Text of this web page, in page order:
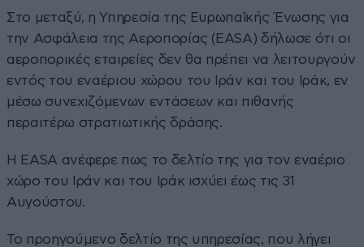
Στο μεταξύ, η Υπηρεσία της Ευρωπαϊκής Ένωσης για
την Ασφάλεια της Αεροπορίας (EASA) δήλωσε ότι οι
αεροπορικές εταιρείες δεν θα πρέπει να λειτουργούν
εντός του εναέριου χώρου του Ιράν και του Ιράκ, εν
μέσω συνεχιζόμενων εντάσεων και πιθανής
περαιτέρω στρατιωτικής δράσης.
Η EASA ανέφερε πως το δελτίο της για τον εναέριο
χώρο του Ιράν και του Ιράκ ισχύει έως τις 31
Αυγούστου.
Το προηγούμενο δελτίο της υπηρεσίας, που λήγει